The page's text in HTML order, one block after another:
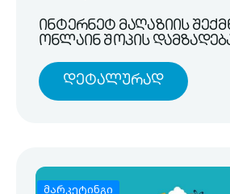
ინტერნეტ მაღაზიის
ონლაინ შოპის
Დეტალურად
მარკეტინგი